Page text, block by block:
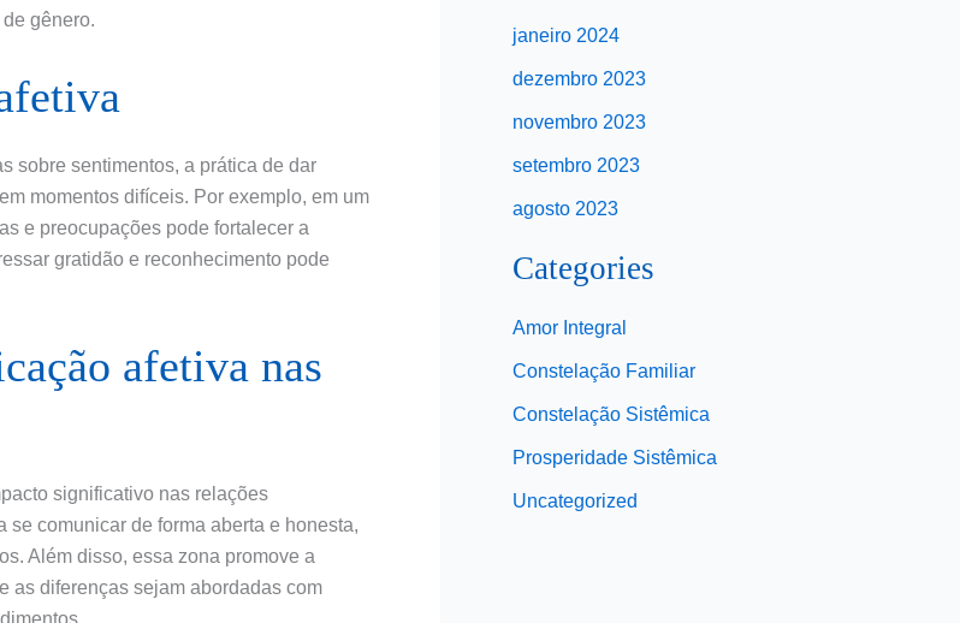
gênero.
sobre sentimentos, a prática de dar
momentos difíceis. Por exemplo, em um
e preocupações pode fortalecer a
gratidão e reconhecimento pode
afetiva nas
significativo nas relações
comunicar de forma aberta e honesta,
Além disso, essa zona promove a
as diferenças sejam abordadas com
janeiro 2024
dezembro 2023
novembro 2023
setembro 2023
agosto 2023
Categories
Amor Integral
Constelação Familiar
Constelação Sistêmica
Prosperidade Sistêmica
Uncategorized